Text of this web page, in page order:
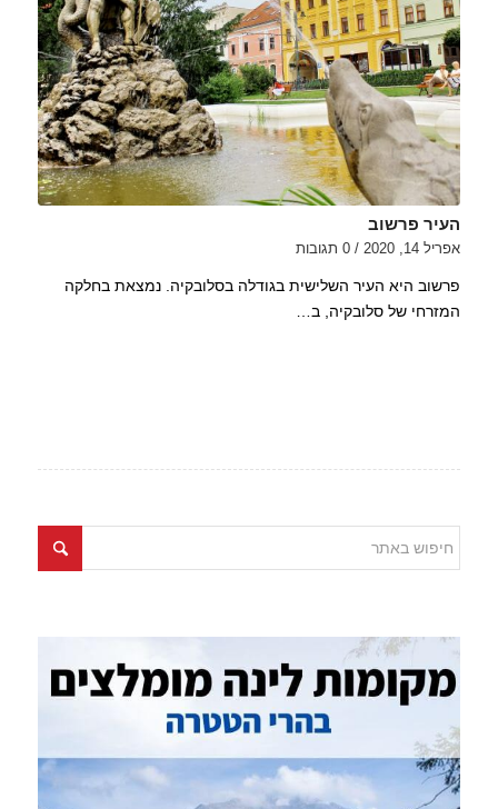
העיר פרשוב
אפריל 14, 2020 / 0 תגובות
פרשוב היא העיר השלישית בגודלה בסלובקיה. נמצאת בחלקה
המזרחי של סלובקיה, ב…